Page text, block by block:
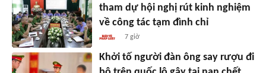
tham dự hội nghị rút kinh nghiệm
về công tác tạm đình chỉ
7 giờ
Khởi tố người đàn ông say rượu đi